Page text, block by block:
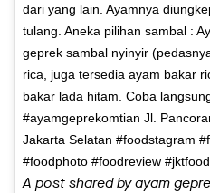
dari yang lain. Ayamnya
tulang. Aneka pilihan sambal :
geprek sambal nyinyir
rica, juga tersedia ayam bakar
bakar lada hitam. Coba
#ayamgeprekomtian Jl.
Jakarta Selatan #foodstagram
#foodphoto #foodreview
A post shared by ayam